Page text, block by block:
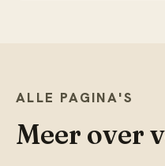
ALLE PAGINA'S
Meer over